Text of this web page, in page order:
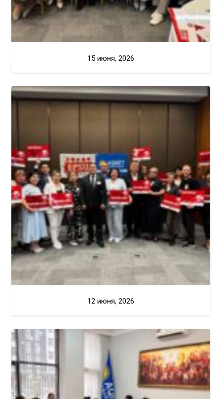
15 июня, 2026
12 июня, 2026